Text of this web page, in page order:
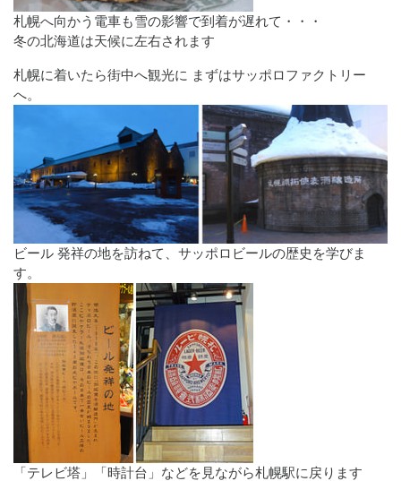
札幌へ向かう電車も雪の影響で到着が遅れて・・・
冬の北海道は天候に左右されます
札幌に着いたら街中へ観光に まずはサッポロファクトリー
へ。
ビール 発祥の地を訪ねて、サッポロビールの歴史を学びま
す。
「テレビ塔」「時計台」などを見ながら札幌駅に戻ります